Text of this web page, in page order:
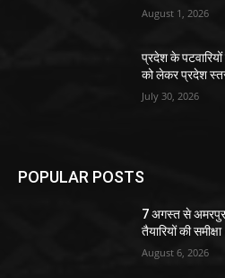
August 1, 2026
प्रदेश के
को लेकर प्रदेश
July 30, 2026
POPULAR POSTS
7 अगस्त से अमरपुर
तैयारियों की समीक्षा
August 6, 2026